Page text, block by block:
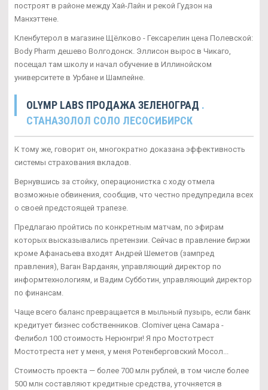
построят в районе между Хай-Лайн и рекой Гудзон на
Манхэттене.
Кленбутерол в магазине Щёлково - Гексарелин цена Полевской:
Body Pharm дешево Волгодонск. Эллисон вырос в Чикаго,
посещал там школу и начал обучение в Иллинойском
университете в Урбане и Шампейне.
OLYMP LABS ПРОДАЖА ЗЕЛЕНОГРАД .
СТАНАЗОЛОЛ СОЛО ЛЕСОСИБИРСК
К тому же, говорит он, многократно доказана эффективность
системы страхования вкладов.
Вернувшись за стойку, операционистка с ходу отмела
возможные обвинения, сообщив, что честно предупредила всех
о своей предстоящей трапезе.
Предлагаю пройтись по конкретным матчам, по эфирам
которых высказывались претензии. Сейчас в правление биржи
кроме Афанасьева входят Андрей Шеметов (зампред
правления), Ваган Варданян, управляющий директор по
информтехнологиям, и Вадим Субботин, управляющий директор
по финансам.
Чаще всего баланс превращается в мыльный пузырь, если банк
кредитует бизнес собственников. Clomiver цена Самара -
Фелибол 100 стоимость Нерюнгри! Я про Мостотрест
Мостотреста нет у меня, у меня Ротенберговский Мосол...
Стоимость проекта — более 700 млн рублей, в том числе более
500 млн составляют кредитные средства, уточняется в